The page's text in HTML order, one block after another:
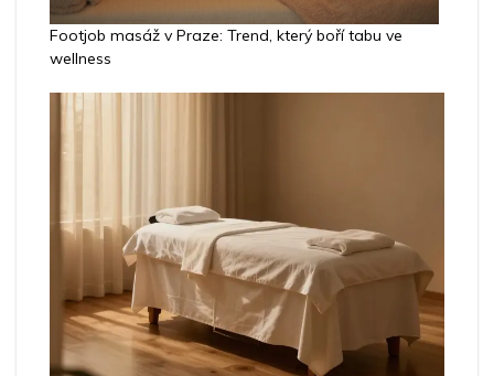
Footjob masáž v Praze: Trend, který boří tabu ve
wellness